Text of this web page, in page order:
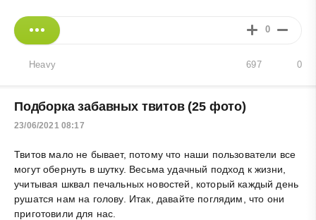
0
Heavy 0
697
Подборка забавных твитов (25 фото)
23/06/2021 08:17
Твитов мало не бывает, потому что наши пользователи все
могут обернуть в шутку. Весьма удачный подход к жизни,
учитывая шквал печальных новостей, который каждый день
рушатся нам на голову. Итак, давайте поглядим, что они
приготовили для нас.